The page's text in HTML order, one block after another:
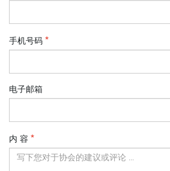
手机号码
电子邮箱
内 容